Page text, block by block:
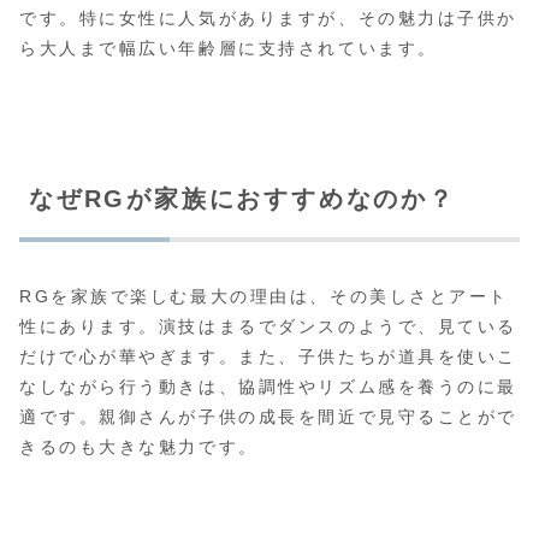
です。特に女性に人気がありますが、その魅力は子供か
ら大人まで幅広い年齢層に支持されています。
なぜRGが家族におすすめなのか？
RGを家族で楽しむ最大の理由は、その美しさとアート
性にあります。演技はまるでダンスのようで、見ている
だけで心が華やぎます。また、子供たちが道具を使いこ
なしながら行う動きは、協調性やリズム感を養うのに最
適です。親御さんが子供の成長を間近で見守ることがで
きるのも大きな魅力です。